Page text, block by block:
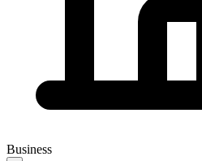
Business